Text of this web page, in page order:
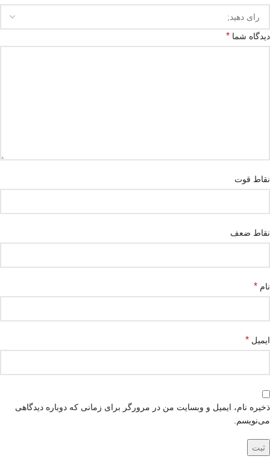
دیدگاه شما *
نقاط قوت
نقاط ضعف
نام *
ایمیل *
ذخیره نام، ایمیل و وبسایت من در مرورگر برای زمانی که دوباره دیدگاهی
می‌نویسم.